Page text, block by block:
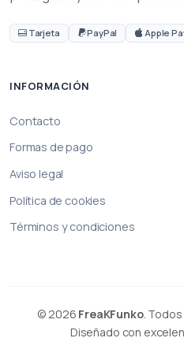
Tarjeta PayPal Apple
INFORMACIÓN
Contacto
Formas de pago
Aviso legal
Política de cookies
Términos y condiciones
© 2026 FreaKFunko.
Diseñado con